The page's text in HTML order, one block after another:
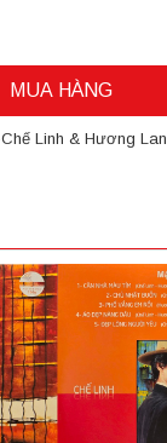
MUA HÀNG
Linh & Hương Lan